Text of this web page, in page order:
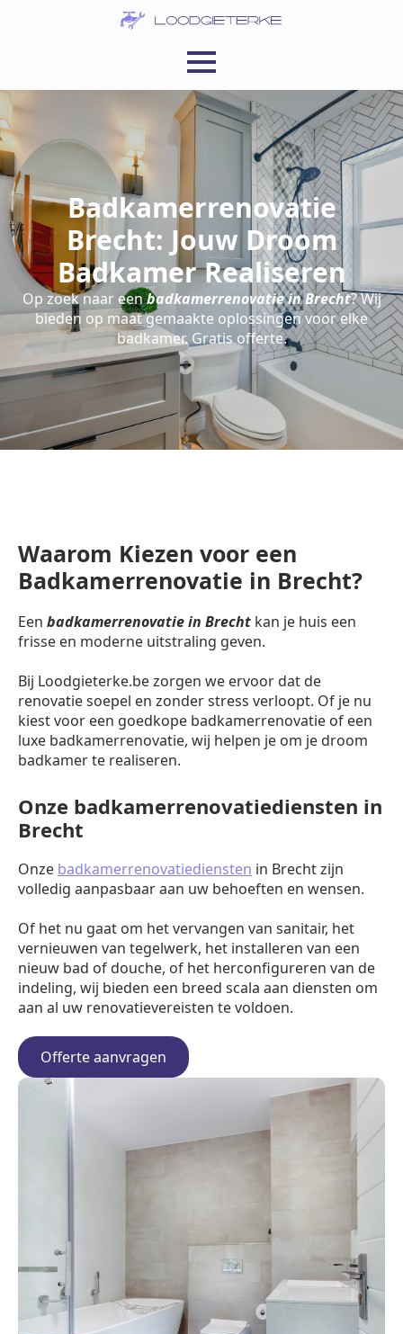
Badkamerrenovatie
Brecht: Jouw Droom
Badkamer Realiseren
Op zoek naar eenbadkamerrenovatie in Brecht? Wij
bieden op maat gemaakte oplossingen voor elke
badkamer. Gratis offerte.
Waarom Kiezen voor een
Badkamerrenovatie in Brecht?
Een badkamerrenovatie in Brecht kan je huis een
frisse en moderne uitstraling geven.
Bij Loodgieterke.be zorgen we ervoor dat de
renovatie soepel en zonder stress verloopt. Of je nu
kiest voor een goedkope badkamerrenovatie of een
luxe badkamerrenovatie, wij helpen je om je droom
badkamer te realiseren.
Onze badkamerrenovatiediensten in
Brecht
Onze badkamerrenovatiediensten in Brecht zijn
volledig aanpasbaar aan uw behoeften en wensen.
Of het nu gaat om het vervangen van sanitair, het
vernieuwen van tegelwerk, het installeren van een
nieuw bad of douche, of het herconfigureren van de
indeling, wij bieden een breed scala aan diensten om
aan al uw renovatievereisten te voldoen.
Offerte aanvragen